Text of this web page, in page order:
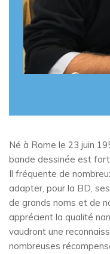
Né à Rome le 23 juin
bande dessinée est
Il fréquente de
adapter, pour la BD,
de grands noms et de
apprécient la qualité
vaudront une
nombreuses